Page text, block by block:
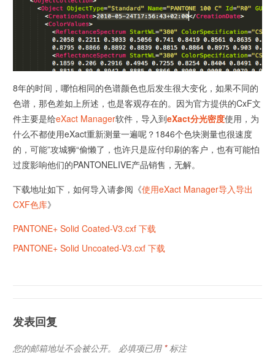
8年的时间，哪怕相同的色谱颜色也后发生很大变化，如果不同的
色谱，那色差如上所述，也是客观存在的。因为官方提供的CxF文
件主要是给eXact Manager软件，导入到eXact分光密度使用，为
什么不都使用eXact重新测量一遍呢？1846个色块测量也很速度
的，可能”攻城狮“偷懒了，也许只是应付印刷的客户，也有可能怕
过度影响他们的PANTONELIVE产品销售，无解。
下载地址如下，如何导入请参阅《使用eXact Manager导入导出
CXF色库》
PANTONE+ Solid Coated-V3.cxf 下载
PANTONE+ Solid Uncoated-V3.cxf 下载
发表回复
您的邮箱地址不会被公开。 必填项已用 *标注